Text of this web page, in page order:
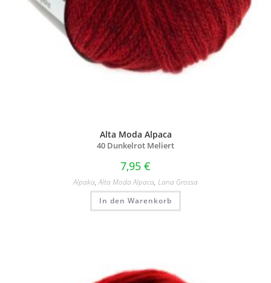
Alta Moda Alpaca
40 Dunkelrot Meliert
7,95 €
Alpaka,Alta Moda Alpaca, Lana Grossa
In den Warenkorb